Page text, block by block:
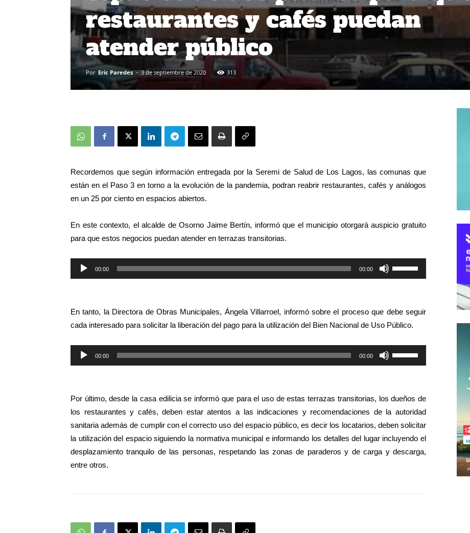
restaurantes y cafés puedan
atender público
Por Eric Paredes - 3 de septiembre de 2020 313
Recordemos que según información entregada por la Seremi de Salud de Los Lagos, las comunas que
están en el Paso 3 en torno a la evolución de la pandemia, podran reabrir restaurantes, cafés y análogos
en un 25 por ciento en espacios abiertos.
En este contexto, el alcalde de Osorno Jaime Bertín, informó que el municipio otorgará auspicio gratuito
para que estos negocios puedan atender en terrazas transitorias.
Reproductor
de
00:00 00:00
las
flecha
arriba/abajo
para
aumentar
el
volumen.
En tanto, la Directora de Obras Municipales, Ángela Villarroel, informó sobre el proceso que debe seguir
cada interesado para solicitar la liberación del pago para la utilización del Bien Nacional de Uso Público.
Reproductor
de
00:00 00:00
las
flecha
arriba/abajo
para
aumentar
o
Por último, desde la casa edilicia se informó que para el uso de estas terrazas transitorias, los dueños de
los restaurantes y cafés, deben estar atentos a las indicaciones y recomendaciones de la autoridad
sanitaria además de cumplir con el correcto uso del espacio público, es decir los locatarios, deben solicitar
la utilización del espacio siguiendo la normativa municipal e informando los detalles del lugar incluyendo el
desplazamiento tranquilo de las personas, respetando las zonas de paraderos y de carga y descarga,
entre otros.